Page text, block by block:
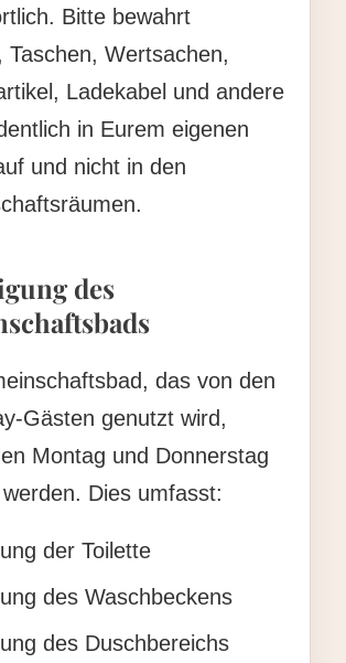
Bitte bewahrt
Taschen, Wertsachen,
Ladekabel und andere
in Eurem eigenen
und nicht in den
des
das von den
Gästen genutzt wird,
Montag und Donnerstag
Dies umfasst:
der Toilette
des Waschbeckens
des Duschbereichs